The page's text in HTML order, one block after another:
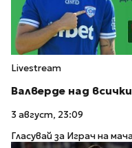
Livestream
Валверде над
3 август, 23:09
Гласувай за Играч на